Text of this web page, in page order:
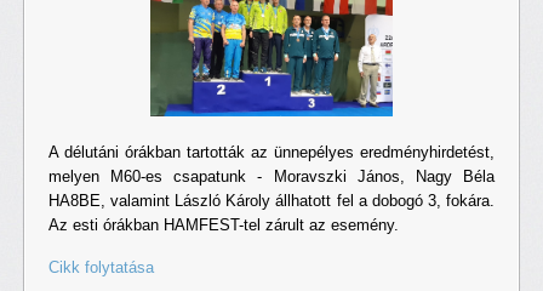
A délutáni órákban tartották az ünnepélyes eredményhirdetést,
melyen M60-es csapatunk - Moravszki János, Nagy Béla
HA8BE, valamint László Károly állhatott fel a dobogó 3, fokára.
Az esti órákban HAMFEST-tel zárult az esemény.
Cikk folytatása